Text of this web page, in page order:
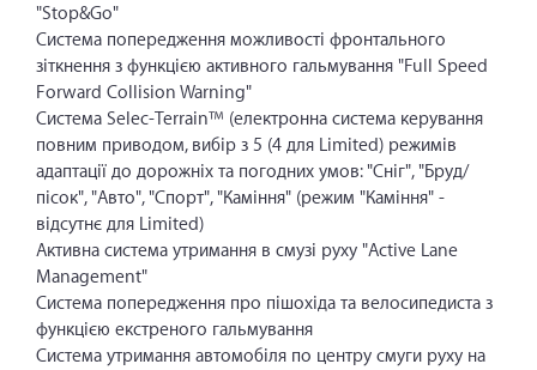
"Stop&Go"
Система попередження можливості фронтального
зіткнення з функцією активного гальмування "Full Speed
Forward Collision Warning"
Система Selec-Terrain™ (електронна система керування
повним приводом, вибір з 5 (4 для Limited) режимів
адаптації до дорожніх та погодних умов: "Сніг", "Бруд/
пісок", "Авто", "Спорт", "Каміння" (режим "Каміння" -
відсутнє для Limited)
Активна система утримання в смузі руху "Active Lane
Management"
Система попередження про пішохіда та велосипедиста з
функцією екстреного гальмування
Система утримання автомобіля по центру смуги руху на